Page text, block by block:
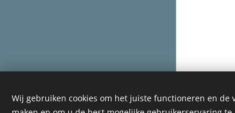
Wij gebruiken cookies om het juiste functioneren en de